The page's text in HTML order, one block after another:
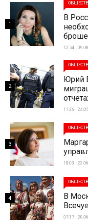
В
12:54 | 09-
1
Юрий
11:26 | 24-
2
18:03 | 23-
3
В
07:17 | 20-
4